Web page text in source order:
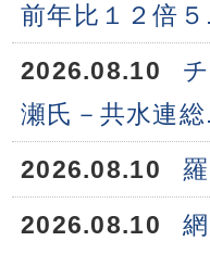
前年比１２倍
2026.08.10
瀬氏－共水連
2026.08.10
2026.08.10